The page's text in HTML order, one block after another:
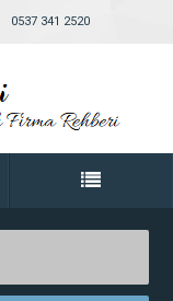
0537 341 2520